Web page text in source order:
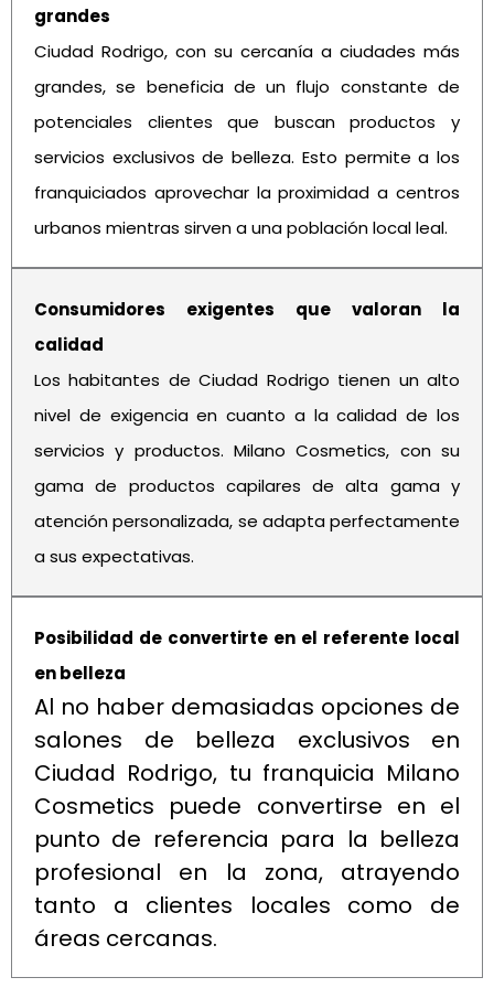
grandes
Ciudad Rodrigo, con su cercanía a ciudades más
grandes, se beneficia de un flujo constante de
potenciales clientes que buscan productos y
servicios exclusivos de belleza. Esto permite a los
franquiciados aprovechar la proximidad a centros
urbanos mientras sirven a una población local leal.
Consumidores exigentes que valoran la
calidad
Los habitantes de Ciudad Rodrigo tienen un alto
nivel de exigencia en cuanto a la calidad de los
servicios y productos. Milano Cosmetics, con su
gama de productos capilares de alta gama y
atención personalizada, se adapta perfectamente
a sus expectativas.
Posibilidad de convertirte en el referente local
en belleza
Al no haber demasiadas opciones de
salones de belleza exclusivos en
Ciudad Rodrigo, tu franquicia Milano
Cosmetics puede convertirse en el
punto de referencia para la belleza
profesional en la zona, atrayendo
tanto a clientes locales como de
áreas cercanas.